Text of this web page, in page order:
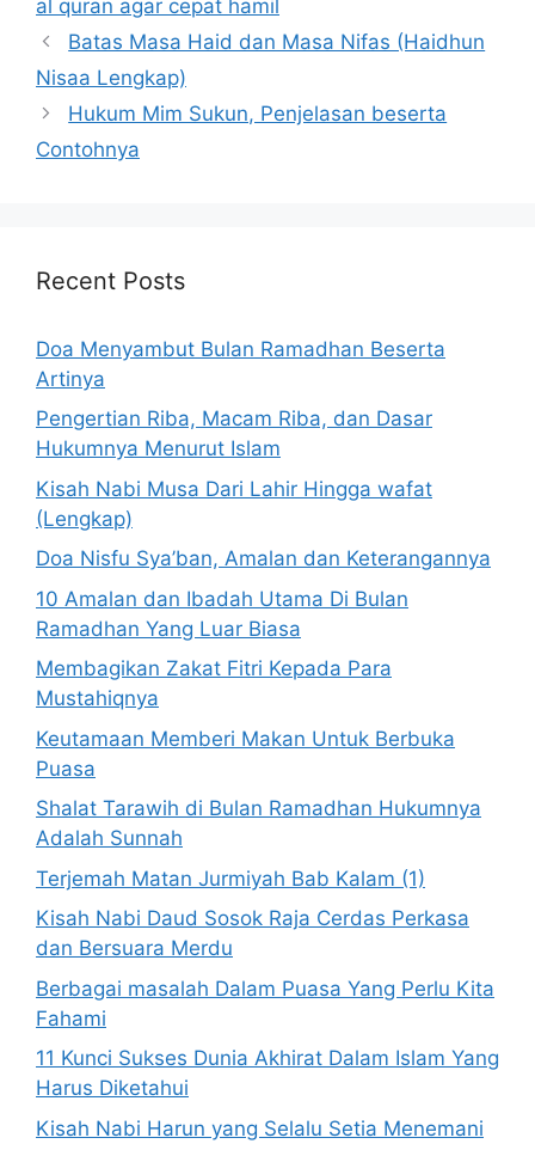
al quran agar cepat hamil
Batas Masa Haid dan Masa Nifas (Haidhun
Nisaa Lengkap)
Hukum Mim Sukun, Penjelasan beserta
Contohnya
Recent Posts
Doa Menyambut Bulan Ramadhan Beserta
Artinya
Pengertian Riba, Macam Riba, dan Dasar
Hukumnya Menurut Islam
Kisah Nabi Musa Dari Lahir Hingga wafat
(Lengkap)
Doa Nisfu Sya’ban, Amalan dan Keterangannya
10 Amalan dan Ibadah Utama Di Bulan
Ramadhan Yang Luar Biasa
Membagikan Zakat Fitri Kepada Para
Mustahiqnya
Keutamaan Memberi Makan Untuk Berbuka
Puasa
Shalat Tarawih di Bulan Ramadhan Hukumnya
Adalah Sunnah
Terjemah Matan Jurmiyah Bab Kalam (1)
Kisah Nabi Daud Sosok Raja Cerdas Perkasa
dan Bersuara Merdu
Berbagai masalah Dalam Puasa Yang Perlu Kita
Fahami
11 Kunci Sukses Dunia Akhirat Dalam Islam Yang
Harus Diketahui
Kisah Nabi Harun yang Selalu Setia Menemani